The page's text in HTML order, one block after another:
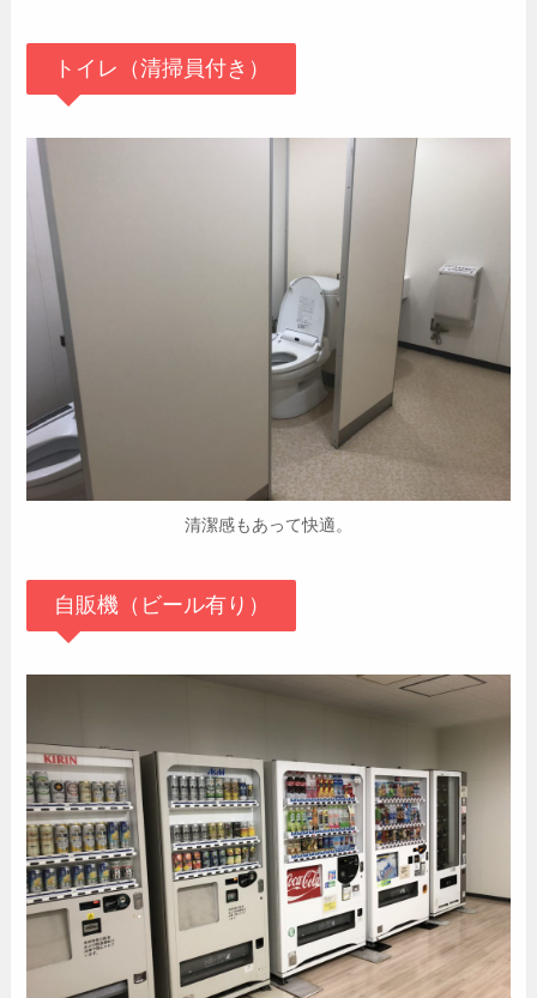
トイレ（清掃員付き）
清潔感もあって快適。
自販機（ビール有り）